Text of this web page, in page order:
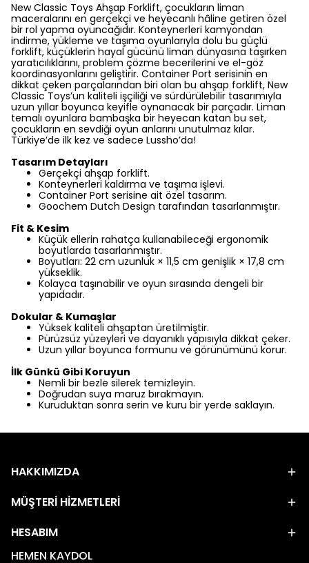
New Classic Toys Ahşap Forklift, çocukların liman
maceralarını en gerçekçi ve heyecanlı hâline getiren özel
bir rol yapma oyuncağıdır. Konteynerleri kamyondan
indirme, yükleme ve taşıma oyunlarıyla dolu bu güçlü
forklift, küçüklerin hayal gücünü liman dünyasına taşırken
yaratıcılıklarını, problem çözme becerilerini ve el-göz
koordinasyonlarını geliştirir. Container Port serisinin en
dikkat çeken parçalarından biri olan bu ahşap forklift, New
Classic Toys’un kaliteli işçiliği ve sürdürülebilir tasarımıyla
uzun yıllar boyunca keyifle oynanacak bir parçadır. Liman
temalı oyunlara bambaşka bir heyecan katan bu set,
çocukların en sevdiği oyun anlarını unutulmaz kılar.
Türkiye’de ilk kez ve sadece Lussho’da!
Tasarım Detayları
Gerçekçi ahşap forklift.
Konteynerleri kaldırma ve taşıma işlevi.
Container Port serisine ait özel tasarım.
Goochem Dutch Design tarafından tasarlanmıştır.
Fit & Kesim
Küçük ellerin rahatça kullanabileceği ergonomik
boyutlarda tasarlanmıştır.
Boyutları: 22 cm uzunluk × 11,5 cm genişlik × 17,8 cm
yükseklik.
Kolayca taşınabilir ve oyun sırasında dengeli bir
yapıdadır.
Dokular & Kumaşlar
Yüksek kaliteli ahşaptan üretilmiştir.
Pürüzsüz yüzeyleri ve dayanıklı yapısıyla dikkat çeker.
Uzun yıllar boyunca formunu ve görünümünü korur.
İlk Günkü Gibi Koruyun
Nemli bir bezle silerek temizleyin.
Doğrudan suya maruz bırakmayın.
Kuruduktan sonra serin ve kuru bir yerde saklayın.
HAKKIMIZDA
MÜŞTERİ HİZMETLERİ
HESABIM
HEMEN KAYDOL